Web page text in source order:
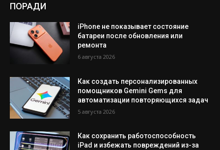
ПОРАДИ
iPhone не показывает состояние
батареи после обновления или
ремонта
6 августа 2026
Как создать персонализированных
помощников Gemini Gems для
автоматизации повторяющихся задач
5 августа 2026
Как сохранить работоспособность
iPad и избежать повреждений из-за